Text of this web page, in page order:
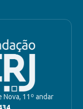
Nova, 11º andar